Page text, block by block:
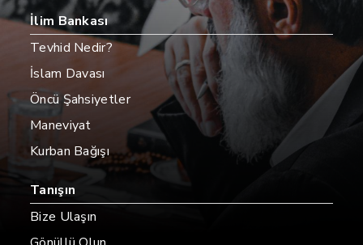
İlim Bankası
Tevhid Nedir?
İslam Davası
Öncü Şahsiyetler
Maneviyat
Kurban Bağışı
Tanışın
Bize Ulaşın